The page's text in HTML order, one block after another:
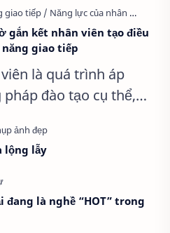
gắn kết nhân viên tạo điều
giao tiếp
là quá trình áp
đào tạo cụ thể,
nhận thức. Đồng t…
lộng lẫy
đang là nghề “HOT” trong